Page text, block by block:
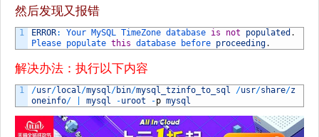
然后发现又报错
1 ERROR: Your MySQL TimeZone database is not populated .
Please populate this database before proceeding.
解决办法：执行以下内容
1 /usr/local/mysql/bin/mysql_tzinfo_to_sql /usr/share/z
oneinfo/ mysql -uroot -p mysql